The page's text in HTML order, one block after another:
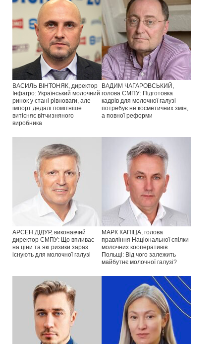
ВАСИЛЬ ВІНТОНЯК, директор
Інфагро: Український молочний
ринок у стані рівноваги, але
імпорт дедалі помітніше
витісняє вітчизняного
виробника
ВАДИМ ЧАГАРОВСЬКИЙ,
голова СМПУ: Підготовка
кадрів для молочної галузі
потребує не косметичних змін,
а повної реформи
АРСЕН ДІДУР, виконавчий
директор СМПУ: Що впливає
на ціни та які ризики зараз
існують для молочної галузі
МАРК КАПІЦА, голова
правління Національної спілки
молочних кооперативів
Польщі: Від чого залежить
майбутнє молочної галузі?